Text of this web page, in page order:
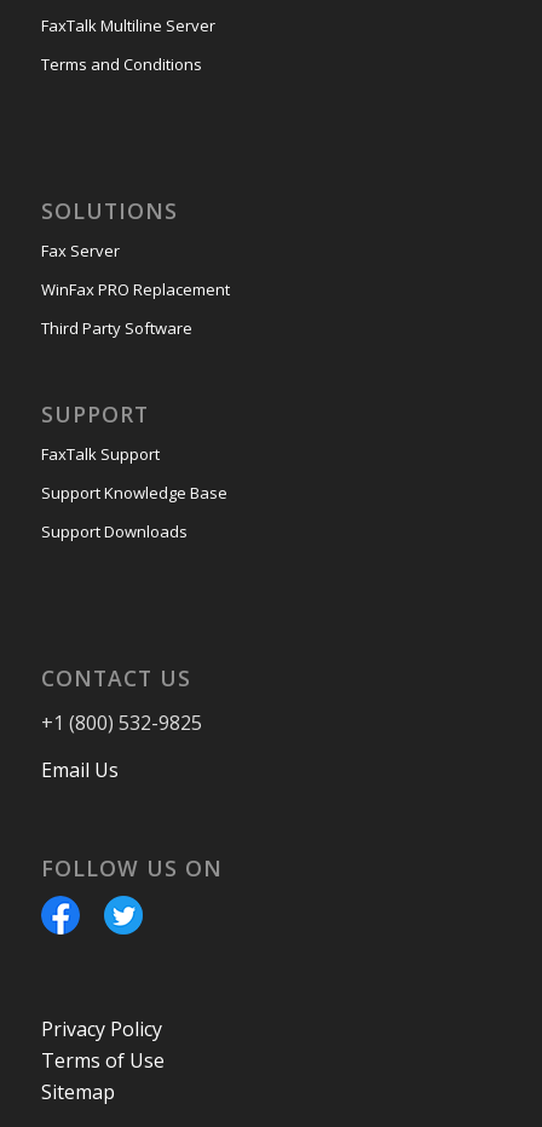
FaxTalk Multiline Server
Terms and Conditions
SOLUTIONS
Fax Server
WinFax PRO Replacement
Third Party Software
SUPPORT
FaxTalk Support
Support Knowledge Base
Support Downloads
CONTACT US
+1 (800) 532-9825
Email Us
FOLLOW US ON
Privacy Policy
Terms of Use
Sitemap